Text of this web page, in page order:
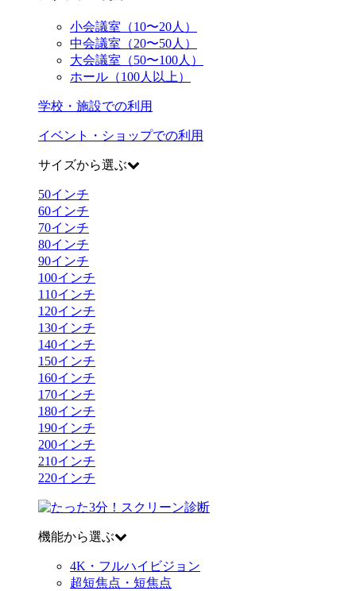
小会議室（10〜20人）
中会議室（20〜50人）
大会議室（50〜100人）
ホール（100人以上）
学校・施設での利用
イベント・ショップでの利用
サイズから選ぶ
50インチ
60インチ
70インチ
80インチ
90インチ
100インチ
110インチ
120インチ
130インチ
140インチ
150インチ
160インチ
170インチ
180インチ
190インチ
200インチ
210インチ
220インチ
機能から選ぶ
4K・フルハイビジョン
超短焦点・短焦点